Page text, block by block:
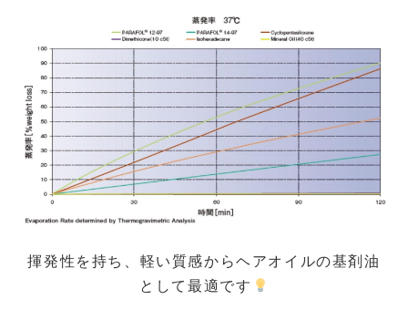
揮発性を持ち、軽い質感からヘアオイルの基剤油
として最適です